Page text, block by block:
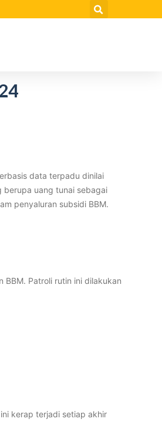
data terpadu dinilai
berupa uang tunai sebagai
penyaluran subsidi BBM.
Patroli rutin ini dilakukan
kerap terjadi setiap akhir